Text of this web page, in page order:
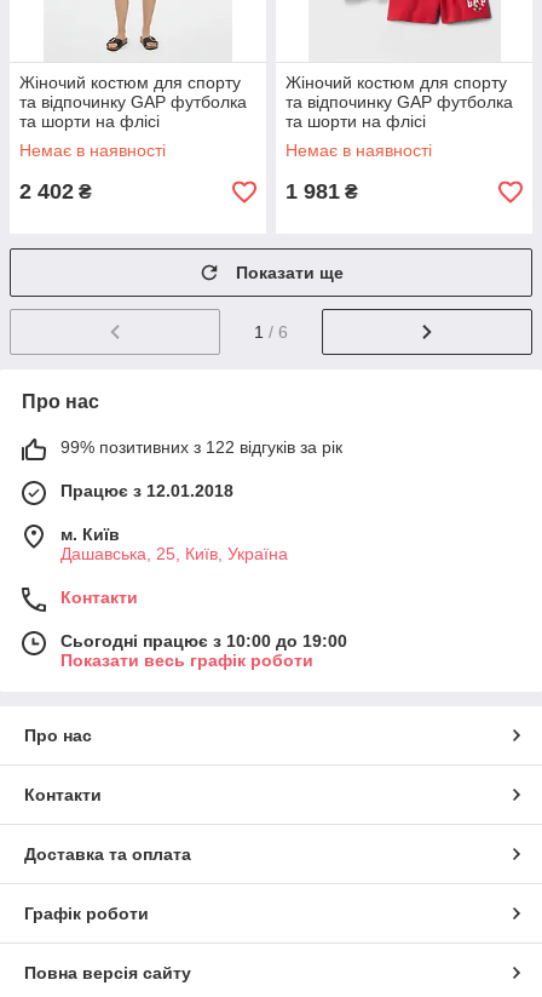
Жіночий костюм для спорту
та відпочинку GAP футболка
та шорти на флісі
1159859450 (Чорний M)
Немає в наявності
2 402 ₴
Жіночий костюм для спорту
та відпочинку GAP футболка
та шорти на флісі
1159859440 (Білий/Червоний
S)
Немає в наявності
1 981 ₴
Показати ще
1 / 6
Про нас
99% позитивних з 122 відгуків за рік
Працює з 12.01.2018
м. Київ
Дашавська, 25, Київ, Україна
Контакти
Сьогодні працює з 10:00 до 19:00
Показати весь графік роботи
Про нас
Контакти
Доставка та оплата
Графік роботи
Повна версія сайту